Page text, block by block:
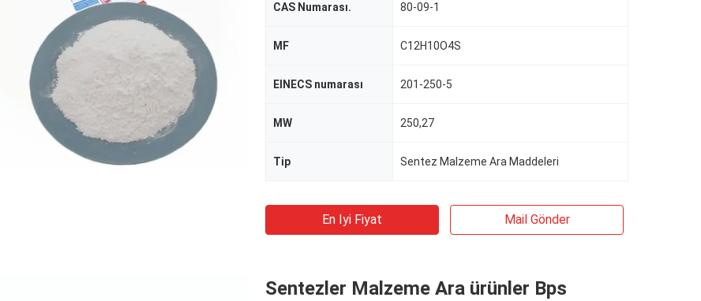
CAS Numarası. 80-09-1
MF C12H10O4S
EINECS numarası 201-250-5
MW 250,27
Tip Sentez Malzeme Ara Maddeleri
En Iyi Fiyat Mail Gönder
Sentezler Malzeme Ara ürünler Bps